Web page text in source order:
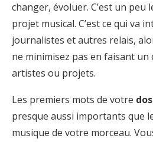
changer, évoluer. C’est un peu
projet musical. C’est ce qui va
journalistes et autres relais,
ne minimisez pas en faisant un
artistes ou projets.
Les premiers mots de votre
presque aussi importants que
musique de votre morceau.